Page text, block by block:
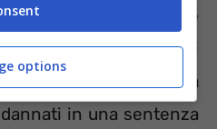
USA è indicato come
non vengono causati
dirigenti dell’azienda
in una sentenza
options